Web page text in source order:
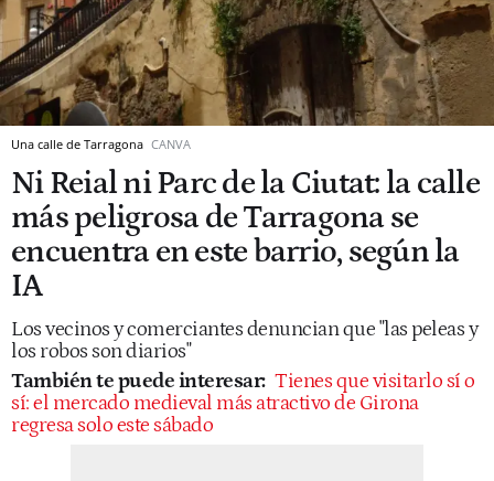
Una calle de Tarragona CANVA
Ni Reial ni Parc de la Ciutat: la calle
más peligrosa de Tarragona se
encuentra en este barrio, según la
IA
Los vecinos y comerciantes denuncian que "las peleas y
los robos son diarios"
También te puede interesar: Tienes que visitarlo sí o
sí: el mercado medieval más atractivo de Girona
regresa solo este sábado